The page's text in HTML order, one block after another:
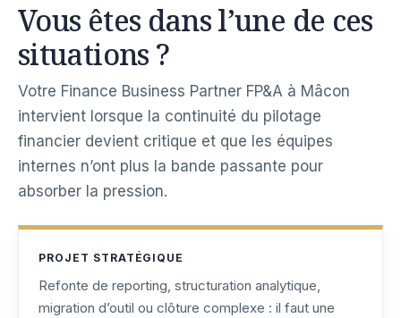
Vous êtes dans l’une de ces
situations ?
Votre Finance Business Partner FP&A à Mâcon
intervient lorsque la continuité du pilotage
financier devient critique et que les équipes
internes n’ont plus la bande passante pour
absorber la pression.
PROJET STRATÉGIQUE
Refonte de reporting, structuration analytique,
migration d’outil ou clôture complexe : il faut une